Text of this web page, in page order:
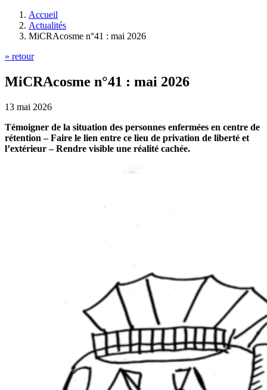
Accueil
Actualités
MiCRAcosme n°41 : mai 2026
» retour
MiCRAcosme n°41 : mai 2026
13 mai 2026
Témoigner de la situation des personnes enfermées en centre de
rétention – Faire le lien entre ce lieu de privation de liberté et
l’extérieur – Rendre visible une réalité cachée.